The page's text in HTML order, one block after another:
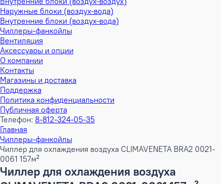
Наружные блоки (воздух-вода)
Внутренние блоки (воздух-вода)
Чиллеры-фанкойлы
Вентиляция
Аксессуары и опции
О компании
Контакты
Магазины и доставка
Поддержка
Политика конфиденциальности
Публичная оферта
Телефон: 8-812-324-05-35
Главная
Чиллеры-фанкойлы
Чиллер для охлаждения воздуха CLIMAVENETA BRA2 0021-
0061 157м²
Чиллер для охлаждения воздуха